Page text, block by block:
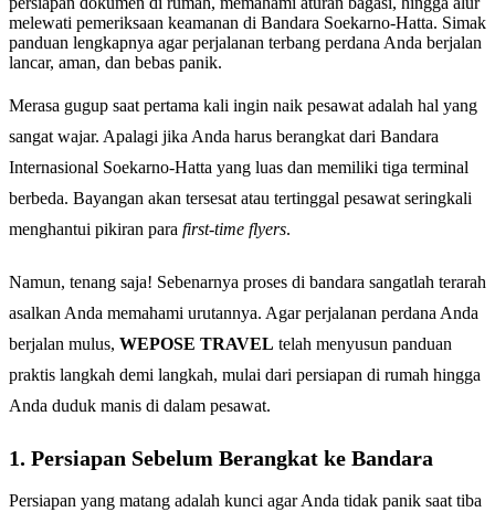
melewati pemeriksaan keamanan di Bandara Soekarno-Hatta. Simak
panduan lengkapnya agar perjalanan terbang perdana Anda berjalan
lancar, aman, dan bebas panik.
Merasa gugup saat pertama kali ingin naik pesawat adalah hal yang
sangat wajar. Apalagi jika Anda harus berangkat dari Bandara
Internasional Soekarno-Hatta yang luas dan memiliki tiga terminal
berbeda. Bayangan akan tersesat atau tertinggal pesawat seringkali
menghantui pikiran para first-time flyers.
Namun, tenang saja! Sebenarnya proses di bandara sangatlah terarah
asalkan Anda memahami urutannya. Agar perjalanan perdana Anda
berjalan mulus, WEPOSE TRAVEL telah menyusun panduan
praktis langkah demi langkah, mulai dari persiapan di rumah hingga
Anda duduk manis di dalam pesawat.
1. Persiapan Sebelum Berangkat ke Bandara
Persiapan yang matang adalah kunci agar Anda tidak panik saat tiba